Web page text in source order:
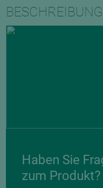
BESCHREIBUNG
Haben Sie
zum Produkt?